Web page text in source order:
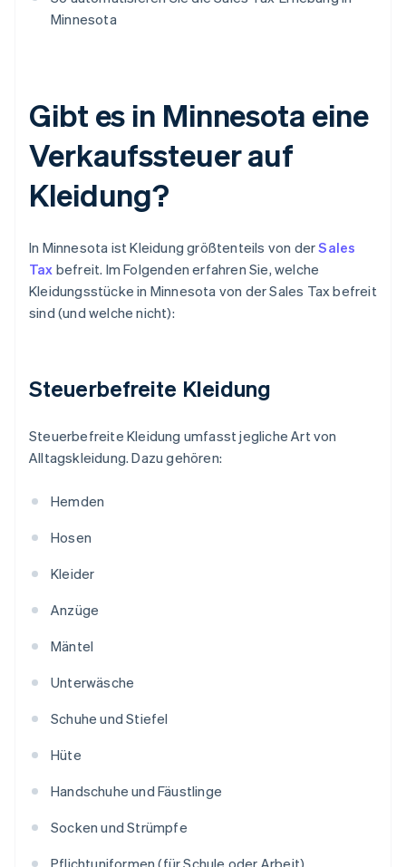
Minnesota
Gibt es in Minnesota eine
Verkaufssteuer auf
Kleidung?
In Minnesota ist Kleidung größtenteils von derSales
Tax befreit. Im Folgenden erfahren Sie, welche
Kleidungsstücke in Minnesota von der Sales Tax befreit
sind (und welche nicht):
Steuerbefreite Kleidung
Steuerbefreite Kleidung umfasst jegliche Art von
Alltagskleidung. Dazu gehören:
Hemden
Hosen
Kleider
Anzüge
Mäntel
Unterwäsche
Schuhe und Stiefel
Hüte
Handschuhe und Fäustlinge
Socken und Strümpfe